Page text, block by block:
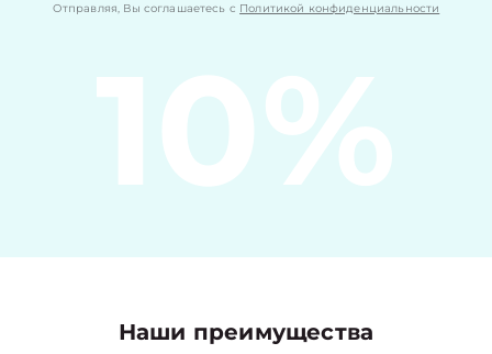
Отправляя, Вы соглашаетесь с Политикой конфиденциальности
10%
Наши преимущества